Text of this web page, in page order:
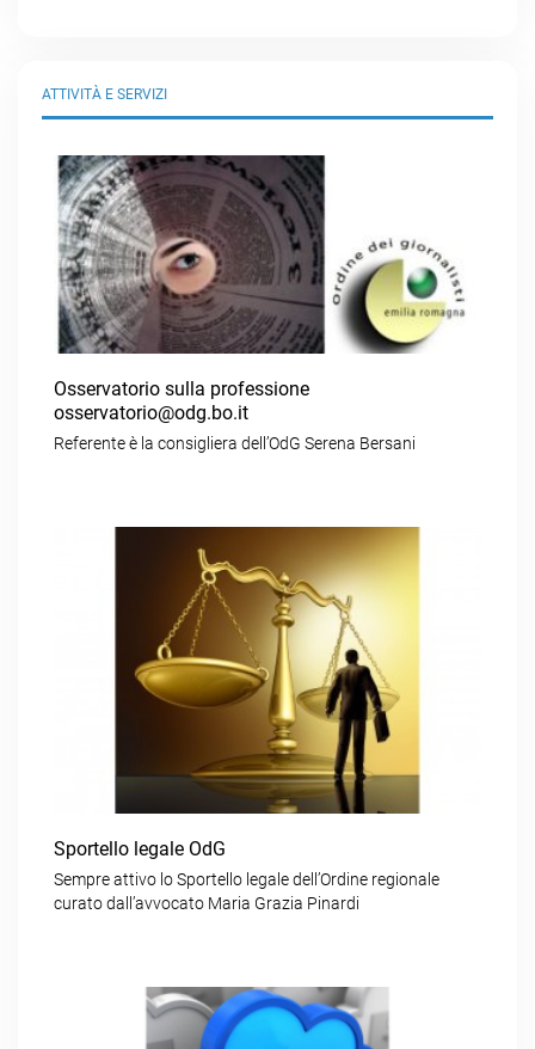
ATTIVITÀ E SERVIZI
Osservatorio sulla professione
osservatorio@odg.bo.it
Referente è la consigliera dell’OdG Serena Bersani
Sportello legale OdG
Sempre attivo lo Sportello legale dell’Ordine regionale
curato dall’avvocato Maria Grazia Pinardi